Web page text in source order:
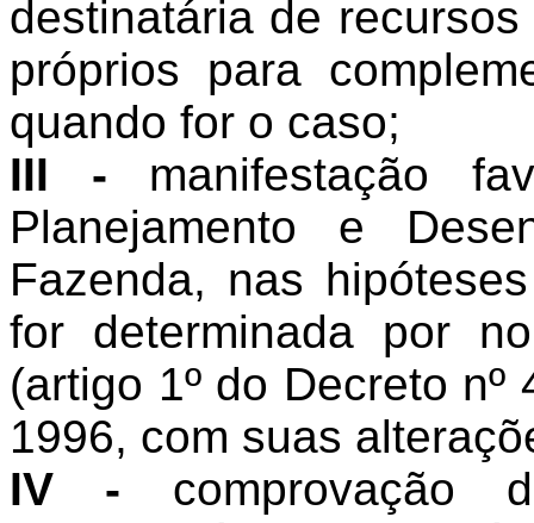
destinatária de
próprios para
quando for o caso;
III - manifestação
Planejamento e
Fazenda, nas
for determinada por
(artigo 1º do Decreto
1996, com suas
IV - comprovação